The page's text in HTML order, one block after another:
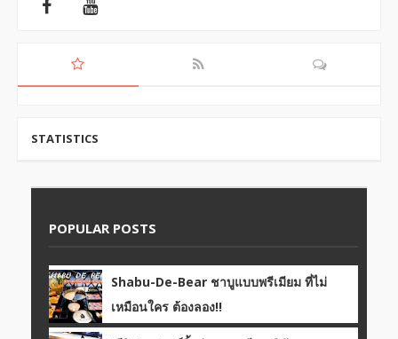
STATISTICS
POPULAR POSTS
Shabu-De-Bear ชาบูแบบพรีเมียม ที่ไม่
เหมือนใคร ต้องลอง!!